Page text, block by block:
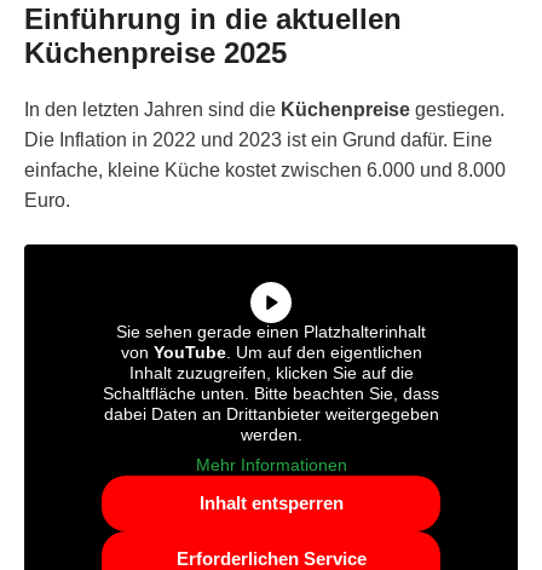
Einführung in die aktuellen
Küchenpreise 2025
In den letzten Jahren sind die Küchenpreise gestiegen.
Die Inflation in 2022 und 2023 ist ein Grund dafür. Eine
einfache, kleine Küche kostet zwischen 6.000 und 8.000
Euro.
Sie sehen gerade einen Platzhalterinhalt
von YouTube. Um auf den eigentlichen
Inhalt zuzugreifen, klicken Sie auf die
Schaltfläche unten. Bitte beachten Sie, dass
dabei Daten an Drittanbieter weitergegeben
werden.
Mehr Informationen
Inhalt entsperren
Erforderlichen Service